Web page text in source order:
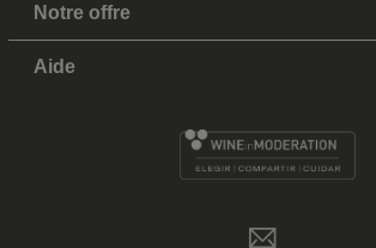
Notre offre
Aide